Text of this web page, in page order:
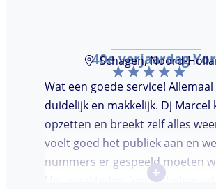
40e verjaardag
Schagen, Noord-
Wat een goede service! Allemaal
duidelijk en makkelijk. Dj Marcel
opzetten en breekt zelf alles
voelt goed het publiek aan en
nummers er gespeeld moeten
Het maakte het feestje helemaal
+